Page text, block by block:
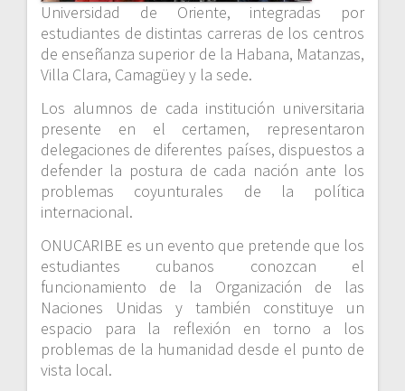
Universidad de Oriente, integradas por
estudiantes de distintas carreras de los centros
de enseñanza superior de la Habana, Matanzas,
Villa Clara, Camagüey y la sede.
Los alumnos de cada institución universitaria
presente en el certamen, representaron
delegaciones de diferentes países, dispuestos a
defender la postura de cada nación ante los
problemas coyunturales de la política
internacional.
ONUCARIBE es un evento que pretende que los
estudiantes cubanos conozcan el
funcionamiento de la Organización de las
Naciones Unidas y también constituye un
espacio para la reflexión en torno a los
problemas de la humanidad desde el punto de
vista local.